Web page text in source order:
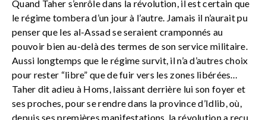
Quand Taher s’enrôle dans la révolution, il est certain que
le régime tombera d’un jour à l’autre. Jamais il n’aurait pu
penser que les al-Assad se seraient cramponnés au
pouvoir bien au-delà des termes de son service militaire.
Aussi longtemps que le régime survit, il n’a d’autres choix
pour rester “libre” que de fuir vers les zones libérées…
Taher dit adieu à Homs, laissant derrière lui son foyer et
ses proches, pour se rendre dans la province d’Idlib, où,
depuis ses premières manifestations, la révolution a reçu